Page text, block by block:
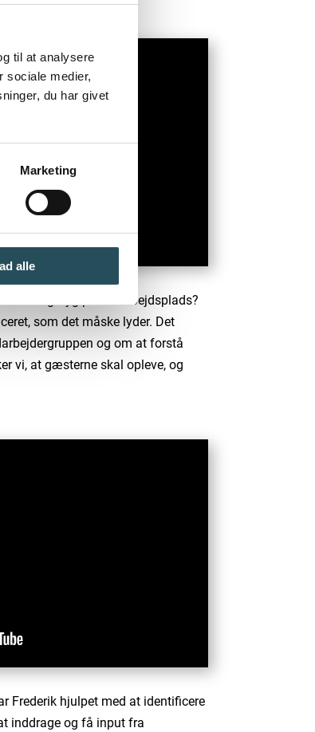
til at analysere
sociale medier,
du har givet
Marketing
alle
føler sig tryg på sin arbejdsplads?
som det måske lyder. Det
og om at forstå
vi, at gæsterne skal opleve, og
Frederik hjulpet med at identificere
inddrage og få input fra